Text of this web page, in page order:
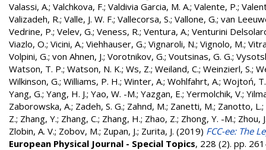
Valassi, A.; Valchkova, F.; Valdivia Garcia, M. A.; Valente, P.;
Valizadeh, R.; Valle, J. W. F.; Vallecorsa, S.; Vallone, G.; van
Vedrine, P.; Velev, G.; Veness, R.; Ventura, A.; Venturini
Viazlo, O.; Vicini, A.; Viehhauser, G.; Vignaroli, N.; Vignolo, M.;
Volpini, G.; von Ahnen, J.; Vorotnikov, G.; Voutsinas, G. G.;
Watson, T. P.; Watson, N. K.; Ws, Z.; Weiland, C.; Weinzierl, S.;
Wilkinson, G.; Williams, P. H.; Winter, A.; Wohlfahrt, A.; Wojtoń, T.
Yang, G.; Yang, H. J.; Yao, W. -M.; Yazgan, E.; Yermolchik, V.;
Zaborowska, A.; Zadeh, S. G.; Zahnd, M.; Zanetti, M.; Zanotto, L.;
Z.; Zhang, Y.; Zhang, C.; Zhang, H.; Zhao, Z.; Zhong, Y. -M.; Zhou,
Zlobin, A. V.; Zobov, M.; Zupan, J.; Zurita, J. (2019) FCC-ee: The
European Physical Journal - Special Topics, 228 (2). pp.